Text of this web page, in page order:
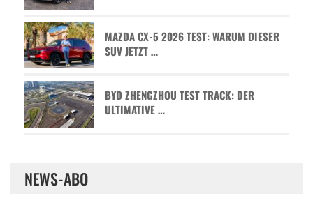
MAZDA CX-5 2026 TEST: WARUM DIESER
SUV JETZT …
BYD ZHENGZHOU TEST TRACK: DER
ULTIMATIVE …
NEWS-ABO